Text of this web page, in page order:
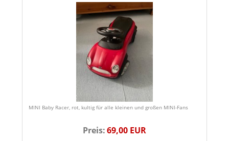
MINI Baby Racer, rot, kultig für alle kleinen und großen MINI-Fans
Preis:69,00 EUR